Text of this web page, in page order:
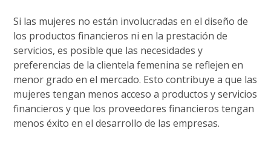
Si las mujeres no están involucradas en el diseño de
los productos financieros ni en la prestación de
servicios, es posible que las necesidades y
preferencias de la clientela femenina se reflejen en
menor grado en el mercado. Esto contribuye a que las
mujeres tengan menos acceso a productos y servicios
financieros y que los proveedores financieros tengan
menos éxito en el desarrollo de las empresas.